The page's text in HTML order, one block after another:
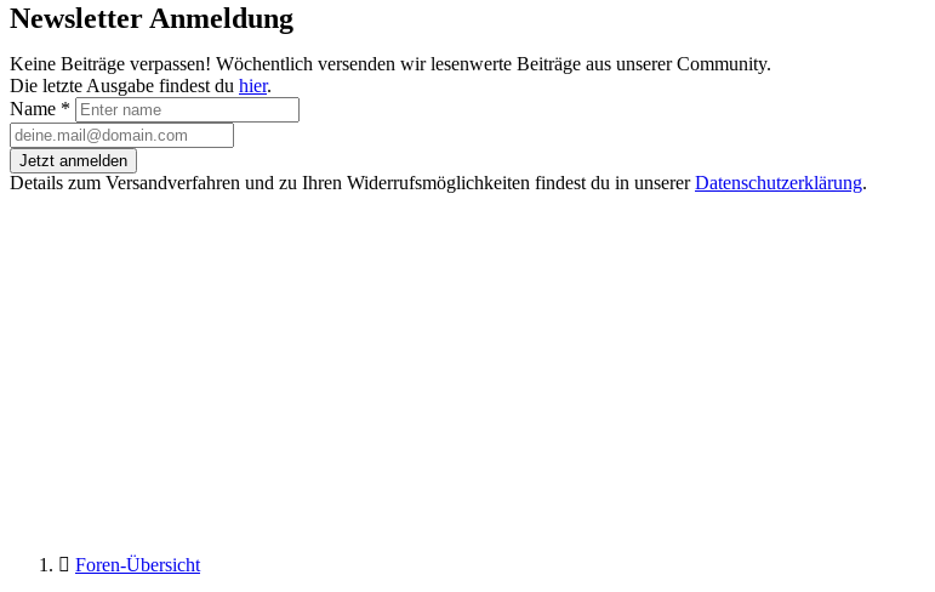
Newsletter Anmeldung
Keine Beiträge verpassen! Wöchentlich versenden wir lesenwerte Beiträge aus unserer Community.
Die letzte Ausgabe findest du hier.
Name *
Jetzt anmelden
Details zum Versandverfahren und zu Ihren Widerrufsmöglichkeiten findest du in unsererDatenschutzerklärung.
Foren-Übersicht